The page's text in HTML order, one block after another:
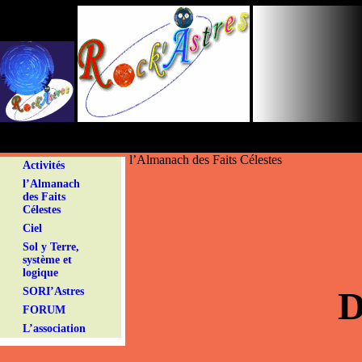
Activités
l’Almanach
des Faits
Célestes
Ciel
Sol y Terre,
système et
logique
SORI’Astres
FORUM
L’association
l’Almanach des Faits Célestes
Panneau de gestion des cookies